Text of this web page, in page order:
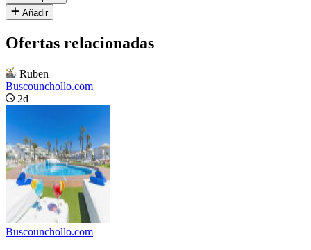
Añadir
Ofertas relacionadas
Ruben
Buscounchollo.com
2d
Buscounchollo.com